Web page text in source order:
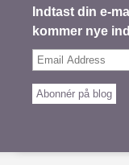
Indtast din e-
kommer nye
Email
Abonnér på blog